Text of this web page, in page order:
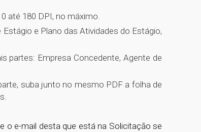
até 180 DPI, no máximo.
e Plano das Atividades do Estágio,
partes: Empresa Concedente, Agente de
suba junto no mesmo PDF a folha de
o e-mail desta que está na Solicitação se